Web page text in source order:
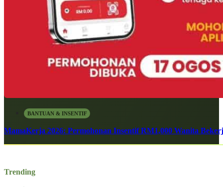
BANTUAN & INSENTIF
MamaKerja 2026: Permohonan Insentif RM1,000 Wanita
Trending